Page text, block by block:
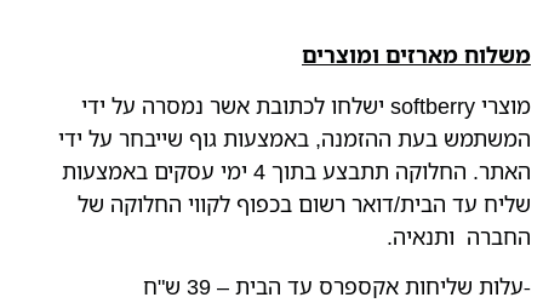
משלוח מארזים ומוצרים
מוצרי softberry ישלחו לכתובת אשר נמסרה על ידי
המשתמש בעת ההזמנה, באמצעות גוף שייבחר על ידי
האתר. החלוקה תתבצע בתוך 4 ימי עסקים באמצעות
שליח עד הבית/דואר רשום בכפוף לקווי החלוקה של
החברה ותנאיה.
-עלות שליחות אקספרס עד הבית – 39 ש"ח